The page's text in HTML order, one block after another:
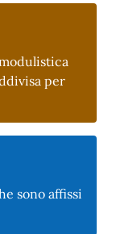
per
sono affissi